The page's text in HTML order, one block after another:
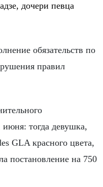
дочери певца
правил
тогда девушка,
GLA красного цвета,
постановление на 750